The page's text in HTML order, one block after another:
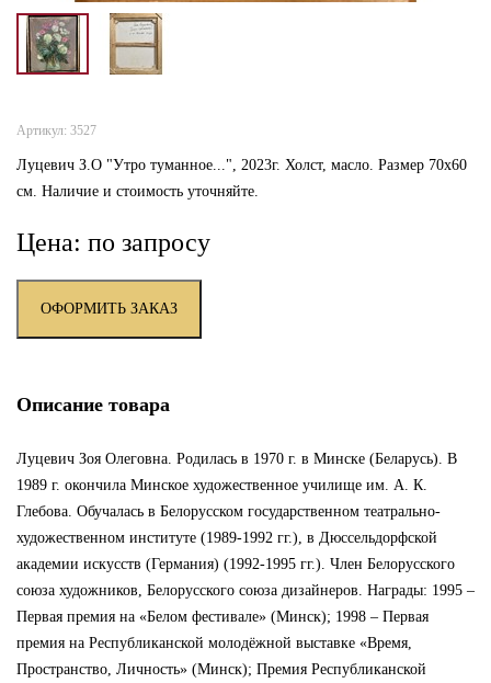
Артикул: 3527
Луцевич З.О "Утро туманное...", 2023г. Холст, масло. Размер 70х60
см. Наличие и стоимость уточняйте.
Цена: по запросу
ОФОРМИТЬ ЗАКАЗ
Описание товара
Луцевич Зоя Олеговна. Родилась в 1970 г. в Минске (Беларусь). В
1989 г. окончила Минское художественное училище им. А. К.
Глебова. Обучалась в Белорусском государственном театрально-
художественном институте (1989-1992 гг.), в Дюссельдорфской
академии искусств (Германия) (1992-1995 гг.). Член Белорусского
союза художников, Белорусского союза дизайнеров. Награды: 1995 –
Первая премия на «Белом фестивале» (Минск); 1998 – Первая
премия на Республиканской молодёжной выставке «Время,
Пространство, Личность» (Минск); Премия Республиканской